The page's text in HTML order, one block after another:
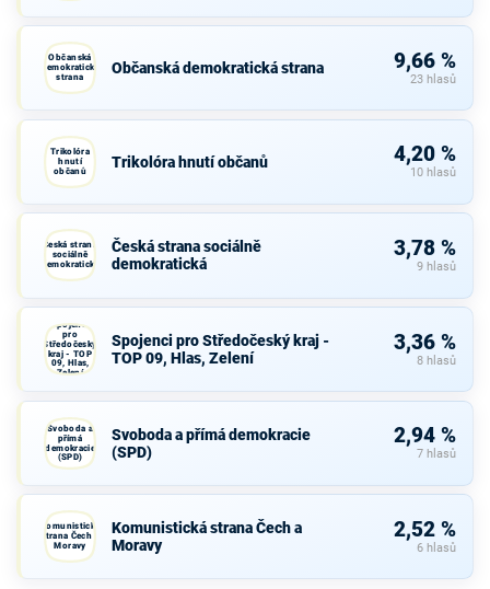
Občanská
demokratická
strana
Občanská demokratická strana 9,66 %
23 hlasů
Trikolóra
hnutí
občanů
Trikolóra hnutí občanů 4,20 %
10 hlasů
Česká strana
sociálně
demokratická
Česká strana sociálně
demokratická
3,78 %
9 hlasů
Spojenci
pro
Středočeský
kraj - TOP
09, Hlas,
Zelení
Spojenci pro Středočeský kraj -
TOP 09, Hlas, Zelení
3,36 %
8 hlasů
Svoboda a
přímá
demokracie
(SPD)
Svoboda a přímá demokracie
(SPD)
2,94 %
7 hlasů
Komunistická
strana Čech a
Moravy
Komunistická strana Čech a
Moravy
2,52 %
6 hlasů